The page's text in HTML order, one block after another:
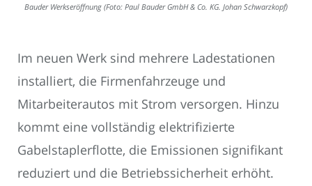
Bauder Werkseröffnung (Foto: Paul Bauder GmbH & Co. KG. Johan Schwarzkopf)
Im neuen Werk sind mehrere Ladestationen
installiert, die Firmenfahrzeuge und
Mitarbeiterautos mit Strom versorgen. Hinzu
kommt eine vollständig elektrifizierte
Gabelstaplerflotte, die Emissionen signifikant
reduziert und die Betriebssicherheit erhöht.